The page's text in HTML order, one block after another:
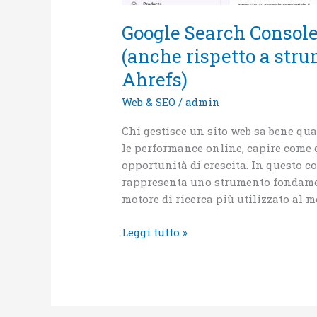
Google Search
(anche rispetto a
Ahrefs)
Web & SEO /admin
Chi gestisce un sito web sa bene
le performance online, capire
opportunità di crescita. In questo
rappresenta uno strumento
motore di ricerca più utilizzato al
Leggi tutto »